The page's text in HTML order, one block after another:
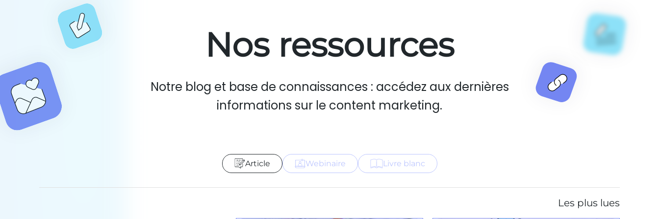
Nos ressources
Notre blog et base de connaissances : accédez aux dernières
informations sur le content marketing.
Article Webinaire Livre blanc
Les plus lues